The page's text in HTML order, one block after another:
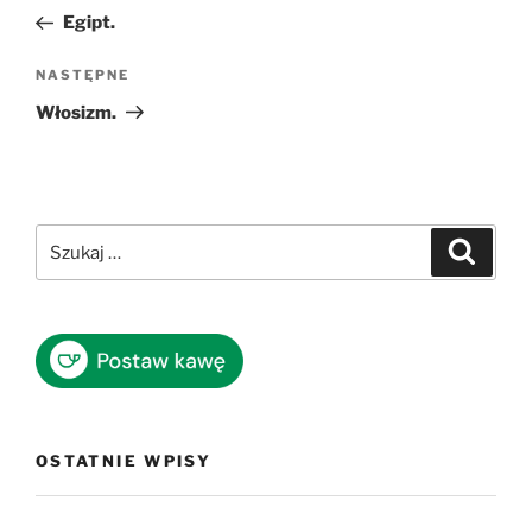
wpisEgipt.
Następny
wpis
NASTĘPNE
Włosizm.
OSTATNIE WPISY